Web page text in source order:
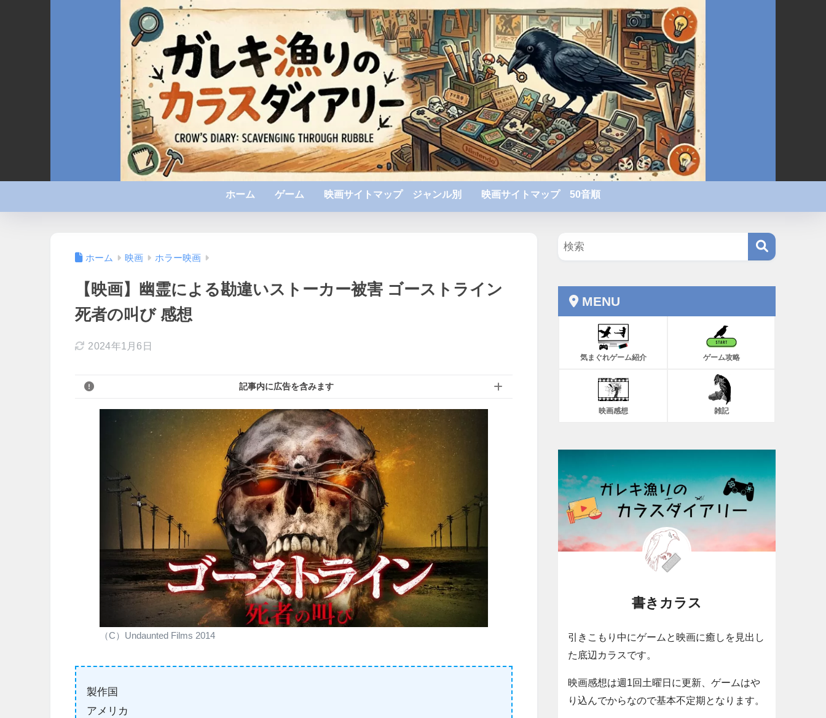
ホーム ゲーム 映画サイトマップ ジャンル別 映画サイトマップ 50音順
ホーム 映画 ホラー映画
【映画】幽霊による勘違いストーカー被害 ゴーストライン
死者の叫び 感想
2024年1月6日
記事内に広告を含みます
（C）Undaunted Films 2014
製作国
アメリカ
MENU
気まぐれゲーム紹介 ゲーム攻略
映画感想 雑記
書きカラス
引きこもり中にゲームと映画に癒しを見出し
た底辺カラスです。
映画感想は週1回土曜日に更新、ゲームはや
り込んでからなので基本不定期となります。